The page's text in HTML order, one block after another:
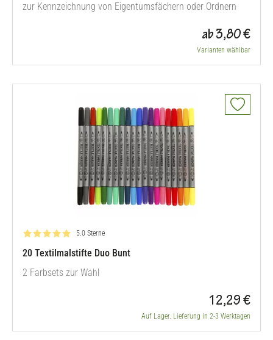
zur Kennzeichnung von Eigentumsfächern oder Ordnern
ab 3,80 €
Varianten wählbar
Bewertung: 5.0 von 5
5.0 Sterne
20 Textilmalstifte Duo Bunt
2 Farbsets zur Wahl
12,29 €
Auf Lager. Lieferung in 2-3 Werktagen